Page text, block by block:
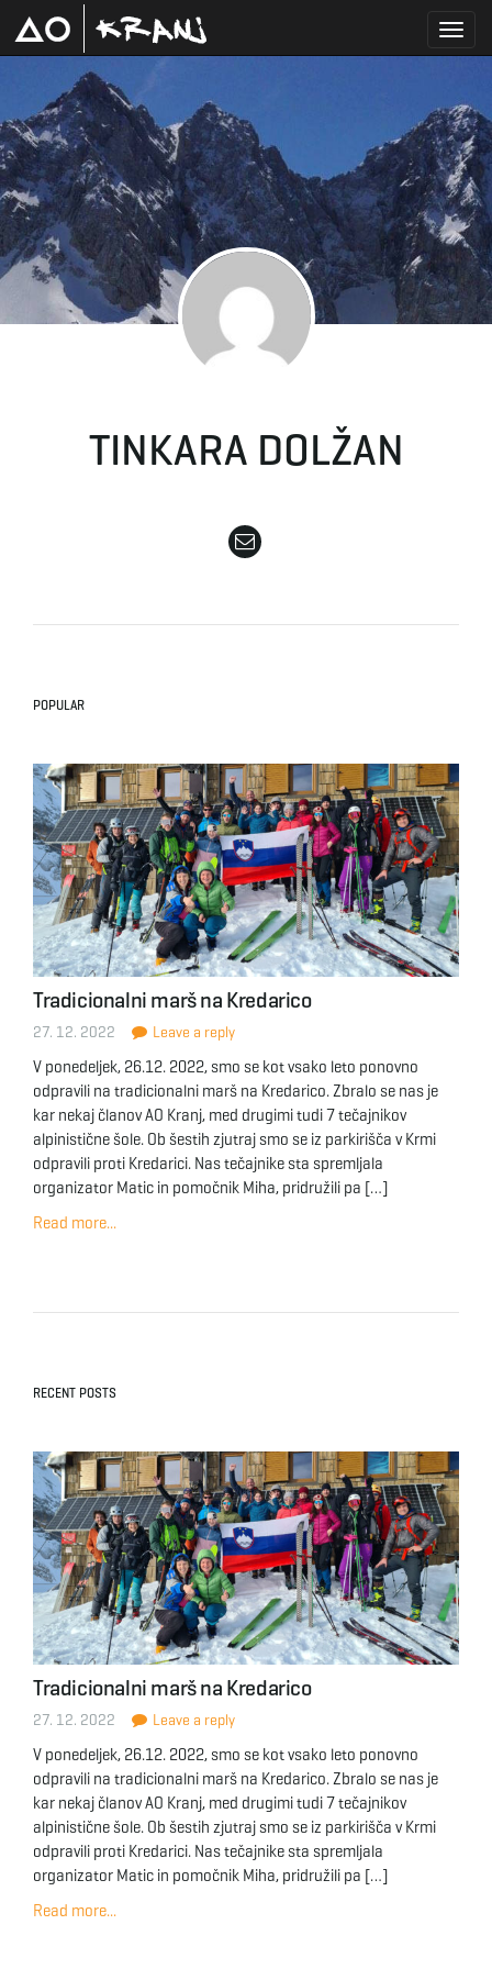
o
g
n
v
i
n
TINKARA DOLŽAN
POPULAR
Tradicionalni marš na Kredarico
27. 12. 2022 Leave a reply
V ponedeljek, 26.12. 2022, smo se kot vsako leto ponovno
odpravili na tradicionalni marš na Kredarico. Zbralo se nas je
kar nekaj članov AO Kranj, med drugimi tudi 7 tečajnikov
alpinistične šole. Ob šestih zjutraj smo se iz parkirišča v Krmi
odpravili proti Kredarici. Nas tečajnike sta spremljala
organizator Matic in pomočnik Miha, pridružili pa […]
Read more...
RECENT POSTS
Tradicionalni marš na Kredarico
27. 12. 2022 Leave a reply
V ponedeljek, 26.12. 2022, smo se kot vsako leto ponovno
odpravili na tradicionalni marš na Kredarico. Zbralo se nas je
kar nekaj članov AO Kranj, med drugimi tudi 7 tečajnikov
alpinistične šole. Ob šestih zjutraj smo se iz parkirišča v Krmi
odpravili proti Kredarici. Nas tečajnike sta spremljala
organizator Matic in pomočnik Miha, pridružili pa […]
Read more...